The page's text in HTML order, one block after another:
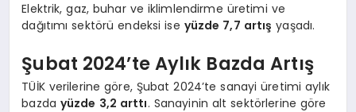
Elektrik, gaz, buhar ve iklimlendirme üretimi ve
dağıtımı sektörü endeksi ise yüzde 7,7 artış yaşadı.
Şubat 2024’te Aylık Bazda Artış
TÜİK verilerine göre, Şubat 2024’te sanayi üretimi aylık
bazda yüzde 3,2 arttı. Sanayinin alt sektörlerine göre